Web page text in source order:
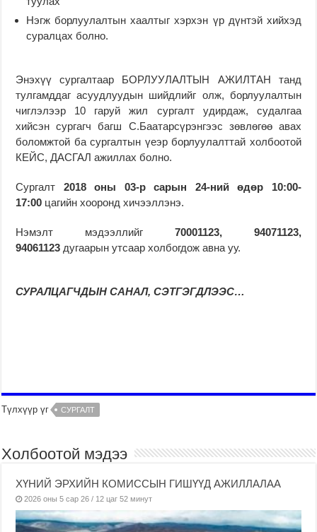
Нэгж борлуулалтын хаалтыг хэрхэн үр дүнтэй хийхэд
суралцах болно.
Энэхүү сургалтаар БОРЛУУЛАЛТЫН АЖИЛТАН танд
тулгамддаг асуудлуудын шийдлийг олж, борлуулалтын
чиглэлээр 10 гаруй жил сургалт удирдаж, судалгаа
хийсэн сургагч багш С.Баатарсүрэнгээс зөвлөгөө авах
боломжтой ба сургалтын үеэр борлуулалттай холбоотой
КЕЙС, ДАСГАЛ ажиллах болно.
Сургалт 2018 оны 03-р сарын 24-ний өдөр 10:00-
17:00 цагийн хооронд хичээллэнэ.
Нэмэлт мэдээллийг 70001123, 94071123,
94061123 дугаарын утсаар холбогдож авна уу.
СУРАЛЦАГЧДЫН САНАЛ, СЭТГЭГДЛЭЭС…
Түлхүүр үг СУРГАЛТ
Холбоотой мэдээ
ХҮНИЙ ЭРХИЙН КОМИССЫН ГИШҮҮД АЖИЛЛАЛАА
2026 оны 5 сар 26 / 12 цаг 52 минут